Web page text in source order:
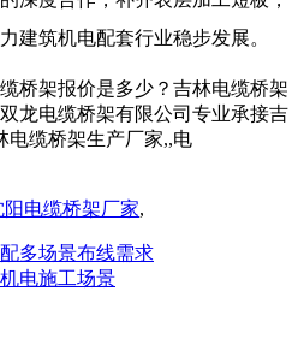
建筑机电配套行业稳步发展。
桥架报价是多少？吉林电缆桥架
龙电缆桥架有限公司专业承接吉
电缆桥架生产厂家,,电
阳电缆桥架厂家,
多场景布线需求
电施工场景